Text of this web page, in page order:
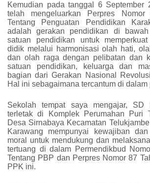
Kemudian pada tanggal 6 September
telah mengeluarkan Perpres
Tentang Penguatan Pendidikan
adalah gerakan pendidikan di
satuan pendidikan untuk
didik melalui harmonisasi olah hati,
dan olah raga dengan pelibatan dan
satuan pendidikan, keluarga dan
bagian dari Gerakan Nasional
Hal ini sebagaimana tercantum di dalam
Sekolah tempat saya mengajar, SD
terletak di Komplek Perumahan Puri
Desa Sirnabaya Kecamatan
Karawang mempunyai kewajiban
moral untuk mendukung dan
tertuang di dalam Permendikbud
Tentang PBP dan Perpres Nomor 87
PPK ini.